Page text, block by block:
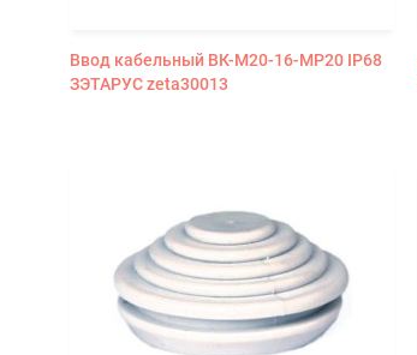
Ввод кабельный ВК-М20-16-МР20 IP68
ЗЭТАРУС zeta30013